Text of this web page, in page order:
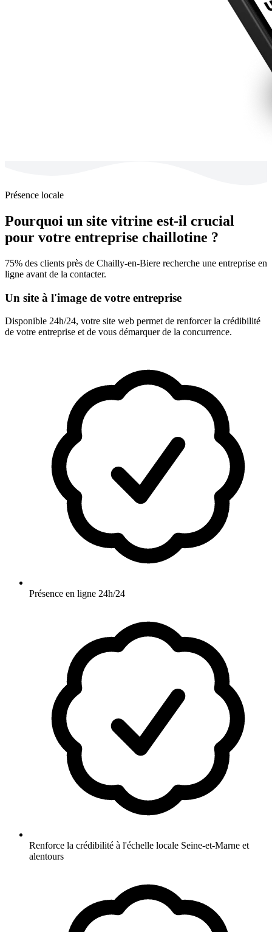
Présence locale
Pourquoi un site vitrine est-il crucial
pour votre entreprise chaillotine ?
75% des clients près de Chailly-en-Biere recherche une entreprise en
ligne avant de la contacter.
Un site à l'image de votre entreprise
Disponible 24h/24, votre site web permet de renforcer la crédibilité
de votre entreprise et de vous démarquer de la concurrence.
Présence en ligne 24h/24
Renforce la crédibilité à l'échelle locale Seine-et-Marne et
alentours